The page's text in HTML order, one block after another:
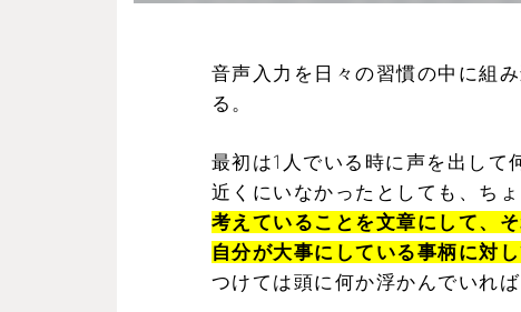
音声入力を日々の習慣の中に組
る。
最初は1人でいる時に声を出して
近くにいなかったとしても、ち
考えていることを文章にして、
自分が大事にしている事柄に対
つけては頭に何か浮かんでいれ